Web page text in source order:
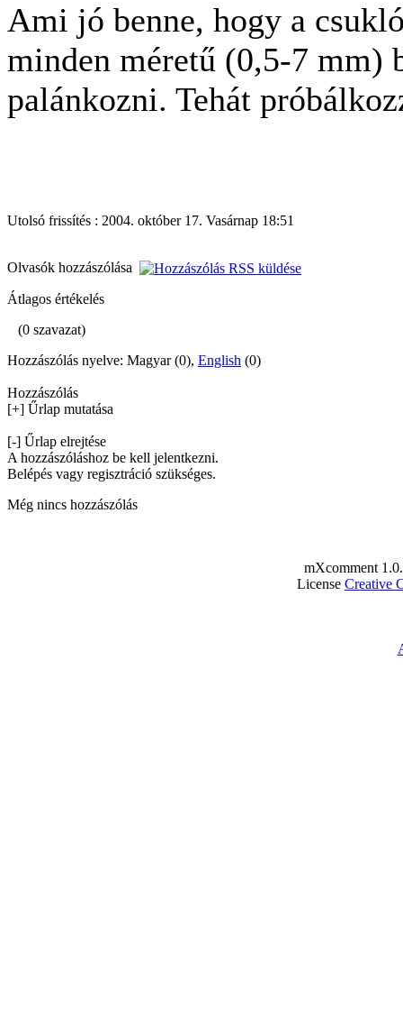
Ami jó benne, hogy a
minden méretű (0,5-7 mm)
palánkozni. Tehát
Utolsó frissítés : 2004. október 17. Vasárnap 18:51
Olvasók hozzászólása
Átlagos értékelés
(0 szavazat)
Hozzászólás nyelve: Magyar (0), English (0)
Hozzászólás
[+] Űrlap mutatása
[-] Űrlap elrejtése
A hozzászóláshoz be kell jelentkezni.
Belépés vagy regisztráció szükséges.
Még nincs hozzászólás
mXcomment
License Creative